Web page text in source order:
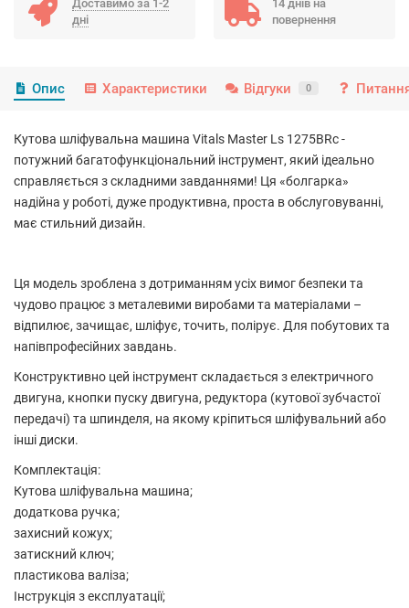
Доставимо за 1-2
дні
14 днів на
повернення
Опис Характеристики Відгуки 0
Кутова шліфувальна машина Vitals Master Ls 1275BRc -
потужний багатофункціональний інструмент, який ідеально
справляється з складними завданнями! Ця «болгарка»
надійна у роботі, дуже продуктивна, проста в обслуговуванні,
має стильний дизайн.
Ця модель зроблена з дотриманням усіх вимог безпеки та
чудово працює з металевими виробами та матеріалами –
відпилює, зачищає, шліфує, точить, полірує. Для побутових та
напівпрофесійних завдань.
Конструктивно цей інструмент складається з електричного
двигуна, кнопки пуску двигуна, редуктора (кутової зубчастої
передачі) та шпинделя, на якому кріпиться шліфувальний або
інші диски.
Комплектація:
Кутова шліфувальна машина;
додаткова ручка;
захисний кожух;
затискний ключ;
пластикова валіза;
Інструкція з експлуатації;